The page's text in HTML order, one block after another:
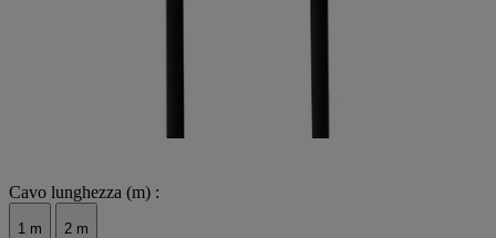
Cavo lunghezza (m) :
1 m 2 m